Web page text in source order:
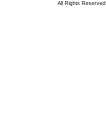
All Rights Reserved